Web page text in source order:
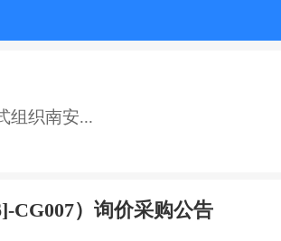
组织南安...
CG007）询价采购公告